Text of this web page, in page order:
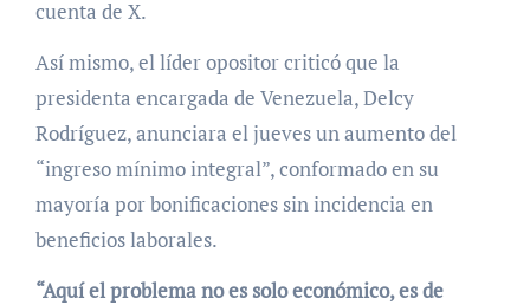
cuenta de X.
Así mismo, el líder opositor criticó que la
presidenta encargada de Venezuela, Delcy
Rodríguez, anunciara el jueves un aumento del
“ingreso mínimo integral”, conformado en su
mayoría por bonificaciones sin incidencia en
beneficios laborales.
“Aquí el problema no es solo económico, es de